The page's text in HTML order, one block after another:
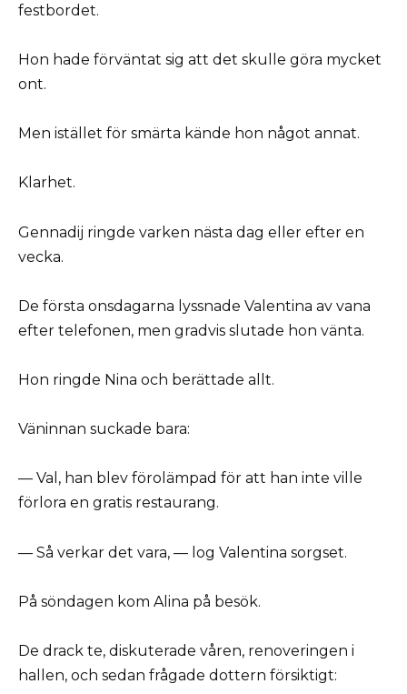
festbordet.
Hon hade förväntat sig att det skulle göra mycket
ont.
Men istället för smärta kände hon något annat.
Klarhet.
Gennadij ringde varken nästa dag eller efter en
vecka.
De första onsdagarna lyssnade Valentina av vana
efter telefonen, men gradvis slutade hon vänta.
Hon ringde Nina och berättade allt.
Väninnan suckade bara:
— Val, han blev förolämpad för att han inte ville
förlora en gratis restaurang.
— Så verkar det vara, — log Valentina sorgset.
På söndagen kom Alina på besök.
De drack te, diskuterade våren, renoveringen i
hallen, och sedan frågade dottern försiktigt: